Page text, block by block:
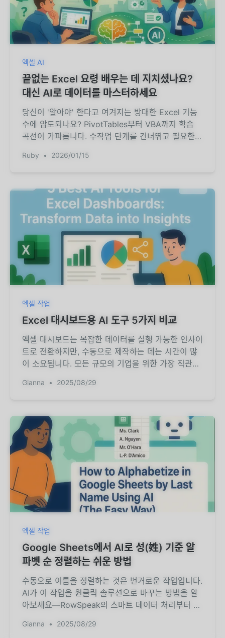
엑셀 AI
끝없는 Excel 요령 배우는 데 지치셨나요?
대신 AI로 데이터를 마스터하세요
당신이 '알아야' 한다고 여겨지는 방대한 Excel 기능
수에 압도되나요? PivotTables부터 VBA까지 학습
곡선이 가파릅니다. 수작업 단계를 건너뛰고 필요한
방법을 알려드립니다.
Ruby • 2026/01/15
엑셀 작업
Excel 대시보드용 AI 도구 5가지 비교
엑셀 대시보드는 복잡한 데이터를 실행 가능한 인사이
트로 전환하지만, 수동으로 제작하는 데는 시간이 많
이 소요됩니다. 모든 규모의 기업을 위한 가장 직관적
하는 5가지 AI 도구를 소개합니다.
Gianna • 2025/08/29
엑셀 작업
Google Sheets에서 AI로 성(姓) 기준 알
파벳 순 정렬하는 쉬운 방법
수동으로 이름을 정렬하는 것은 번거로운 작업입니다.
AI가 이 작업을 원클릭 솔루션으로 바꾸는 방법을 알
아보세요—RowSpeak의 스마트 데이터 처리부터 시
Gianna • 2025/08/29